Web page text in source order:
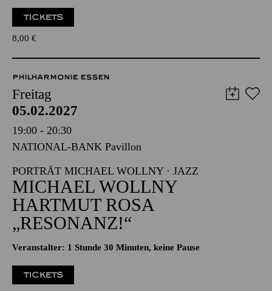
Zweistündiger öffentlicher Rundgang durch das Aalto-Theater
mit Blick hinter die Kulissen
8,00 €
PHILHARMONIE ESSEN
Freitag
05.02.2027
19:00 - 20:30
NATIONAL-BANK Pavillon
PORTRÄT MICHAEL WOLLNY · JAZZ
MICHAEL WOLLNY
HARTMUT ROSA
Veranstalter: 1 Stunde 30 Minuten, keine Pause